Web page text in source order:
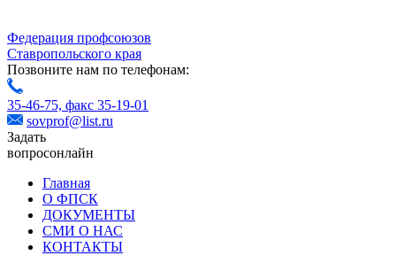
Федерация профсоюзов
Ставропольского края
Позвоните нам по телефонам:
35-46-75, факс 35-19-01
sovprof@list.ru
Задать
вопросонлайн
Главная
О ФПСК
ДОКУМЕНТЫ
СМИ О НАС
КОНТАКТЫ